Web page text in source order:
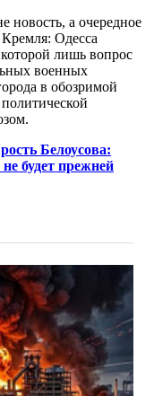
новость, а очередное
Одесса
лишь вопрос
военных
в обозримой
Белоусова:
будет прежней